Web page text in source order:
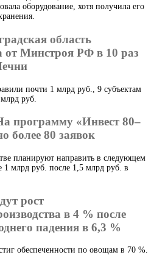
оборудование, хотя получила его
область
от Минстроя РФ в 10 раз
почти 1 млрд руб., 9 субъектам
руб.
программу «Инвест 80–
более 80 заявок
планируют направить в следующем
1 млрд руб. после 1,5 млрд руб. в
рост
в 4 % после
падения в 6,3 %
обеспеченности по овощам в 70 %.